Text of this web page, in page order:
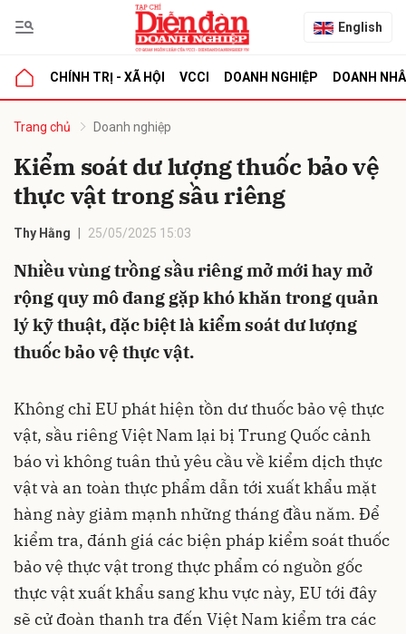
English
CHÍNH TRỊ - XÃ HỘI VCCI DOANH NGHIỆP DOANH
Trang chủ Doanh nghiệp
Kiểm soát dư lượng thuốc bảo vệ
thực vật trong sầu riêng
Thy Hằng 25/05/2025 15:03
Nhiều vùng trồng sầu riêng mở mới hay mở
rộng quy mô đang gặp khó khăn trong quản
lý kỹ thuật, đặc biệt là kiểm soát dư lượng
thuốc bảo vệ thực vật.
Không chỉ EU phát hiện tồn dư thuốc bảo vệ thực
vật, sầu riêng Việt Nam lại bị Trung Quốc cảnh
báo vì không tuân thủ yêu cầu về kiểm dịch thực
vật và an toàn thực phẩm dẫn tới xuất khẩu mặt
hàng này giảm mạnh những tháng đầu năm. Để
kiểm tra, đánh giá các biện pháp kiểm soát thuốc
bảo vệ thực vật trong thực phẩm có nguồn gốc
thực vật xuất khẩu sang khu vực này, EU tới đây
sẽ cử đoàn thanh tra đến Việt Nam kiểm tra các
luận
Hủy